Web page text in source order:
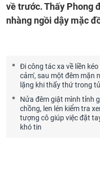
về trước. Thấy Phong
nhàng ngồi dậy mặc
Đi công tác xa về liền
cảm', sau một đêm mặn
lặng khi thấy thứ trong tủ
Nửa đêm giật mình tỉnh
chồng, len lén kiểm tra
tượng cô giúp việc đặt
khó tin